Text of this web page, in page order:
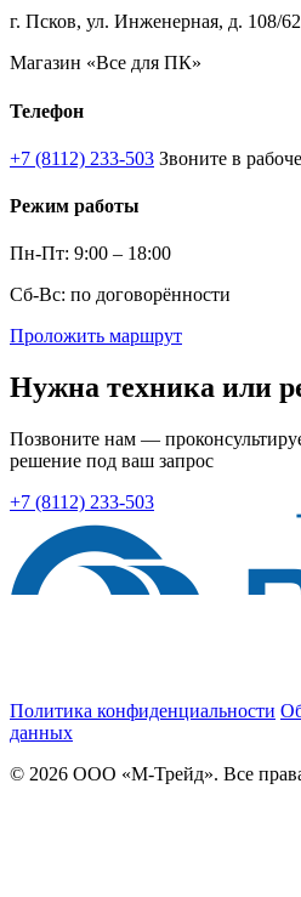
г. Псков, ул. Инженерная, д. 108/62
Магазин «Все для ПК»
Телефон
+7 (8112) 233-503 Звоните в
Режим работы
Пн-Пт: 9:00 – 18:00
Сб-Вс: по договорённости
Проложить маршрут
Нужна техника или
Позвоните нам —
решение под ваш запрос
+7 (8112) 233-503
Политика конфиденциальности
данных
© 2026 ООО «М-Трейд». Все